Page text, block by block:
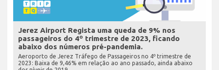
Jerez Airport Regista uma queda de 9% nos
passageiros do 4º trimestre de 2023, ficando
abaixo dos números pré-pandemia.
Aeroporto de Jerez Tráfego de Passageiros no 4º trimestre de
2023: Baixa de 9,46% em relação ao ano passado, ainda abaixo